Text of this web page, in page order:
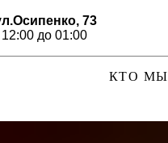
73
до 01:00
КТО МЫ